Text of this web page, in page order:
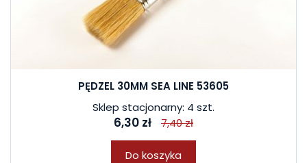
PĘDZEL 30MM SEA LINE 53605
Sklep stacjonarny: 4 szt.
6,30 zł 7,40 zł
Do koszyka